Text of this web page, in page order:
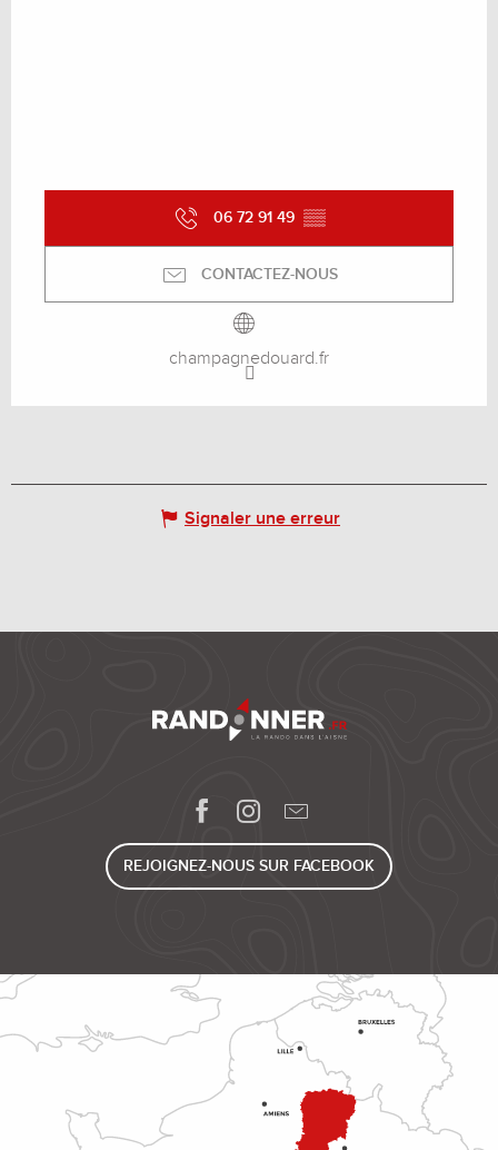
06 72 91 49 ▒▒
CONTACTEZ-NOUS
champagnedouard.fr
Signaler une erreur
REJOIGNEZ-NOUS SUR FACEBOOK